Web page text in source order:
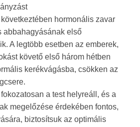
hormonális zavar
abbahagyásának első
A legtöbb esetben az emberek,
követő első három hétben
kerékvágásba, csökken az
a test helyreáll, és a
megelőzése érdekében fontos,
biztosítsuk az optimális